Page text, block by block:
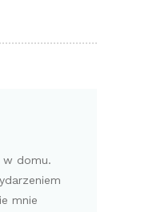
w domu.
mnie